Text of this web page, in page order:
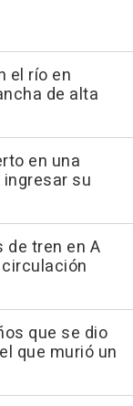
el río en
de alta
en una
ingresar su
de tren en A
que se dio
que murió un